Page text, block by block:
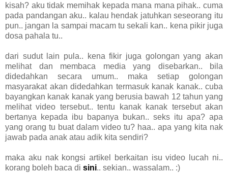
kisah? aku tidak memihak kepada mana mana pihak.. cuma
pada pandangan aku.. kalau hendak jatuhkan seseorang itu
pun.. jangan la sampai macam tu sekali kan.. kena pikir juga
dosa pahala tu..
dari sudut lain pula.. kena fikir juga golongan yang akan
melihat dan membaca media yang disebarkan.. bila
didedahkan secara umum.. maka setiap golongan
masyarakat akan didedahkan termasuk kanak kanak.. cuba
bayangkan kanak kanak yang berusia bawah 12 tahun yang
melihat video tersebut.. tentu kanak kanak tersebut akan
bertanya kepada ibu bapanya bukan.. seks itu apa? apa
yang orang tu buat dalam video tu? haa.. apa yang kita nak
jawab pada anak atau adik kita sendiri?
maka aku nak kongsi artikel berkaitan isu video lucah ni..
korang boleh baca di sini.. sekian.. wassalam.. :)